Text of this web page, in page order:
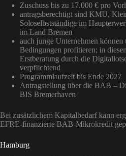
Zuschuss bis zu 17.000 € pro
antragsberechtigt sind KMU,
Soloselbstständige im
im Land Bremen
auch junge Unternehmen können
Bedingungen profitieren; in
Erstberatung durch die
verpflichtend
Programmlaufzeit bis Ende 2027
Antragstellung über die BAB –
BIS Bremerhaven
Bei zusätzlichem Kapitalbedarf kann
EFRE-finanzierte BAB-Mikrokredit
Hamburg